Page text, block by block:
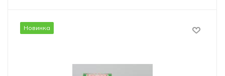
Новинка